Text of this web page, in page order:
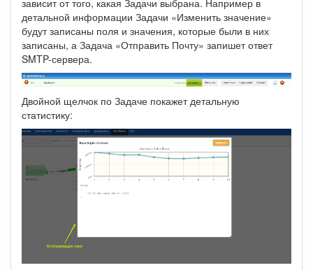
детальной информации Задачи «Изменить значение»
будут записаны поля и значения, которые были в них
записаны, а Задача «Отправить Почту» запишет ответ
SMTP-сервера.
Двойной щелчок по Задаче покажет детальную
статистику: